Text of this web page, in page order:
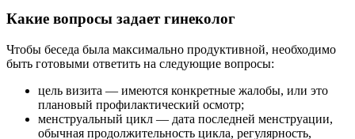
Какие вопросы задает гинеколог
Чтобы беседа была максимально продуктивной, необходимо
быть готовыми ответить на следующие вопросы:
цель визита — имеются конкретные жалобы, или это
плановый профилактический осмотр;
менструальный цикл — дата последней менструации,
обычная продолжительность цикла, регулярность,